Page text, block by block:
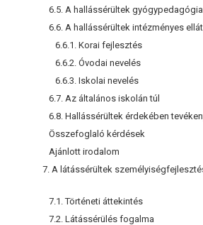
6.6. A hallássérültek intézményes
6.6.1. Korai fejlesztés
6.6.2. Óvodai nevelés
6.6.3. Iskolai nevelés
6.7. Az általános iskolán túl
Összefoglaló kérdések
Ajánlott irodalom
7.1. Történeti áttekintés
7.2. Látássérülés fogalma